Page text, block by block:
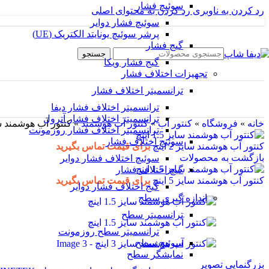
رد کردن به ناوبریرد کردن به محتوای اصلی
جستجو
سوئیچ فشار
سوئیچ فشار دوایر
پرشر سوئیچ یونایتد الکتریک (UE)
گیج فشار
گیج فشار ویکا
تجهیزات اختلاف فشار
ترانسمیتر اختلاف فشار
ترانسمیتر اختلاف فشار دیفا
ترانسمیتر اختلاف فشار آترول
ترانسمیتر اختلاف فشار روزمونت
سوئیچ اختلاف فشار
سوئیچ اختلاف فشار دوایر
گیج اختلاف فشار
گیج اختلاف فشار دوایر
اندازه گیری سطح
ترانسمیتر سطح
ترانسمیتر سطح روزمونت
سوئیچ سطح
نمایشگر سطح
خانه » فروشگاه » کنتور آب»کنتور آب هوشمند»کنتور آب هوشمند سایز
کنتور آب هوشمند سایز 2 اینچ
برای قیمت تماس بگیرید
بازگشت به محصولات
کنتور آب هوشمند سایز 5 اینچ برای قیمت تماس بگیرید
بزرگنمایی تصویر